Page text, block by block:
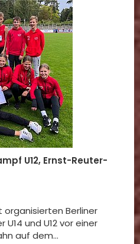
U12, Ernst-Reuter-
Berliner
und U12 vor einer
auf dem…